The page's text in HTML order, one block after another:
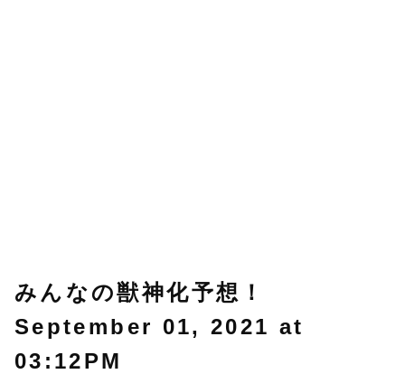
みんなの獣神化予想！
September 01, 2021 at
03:12PM